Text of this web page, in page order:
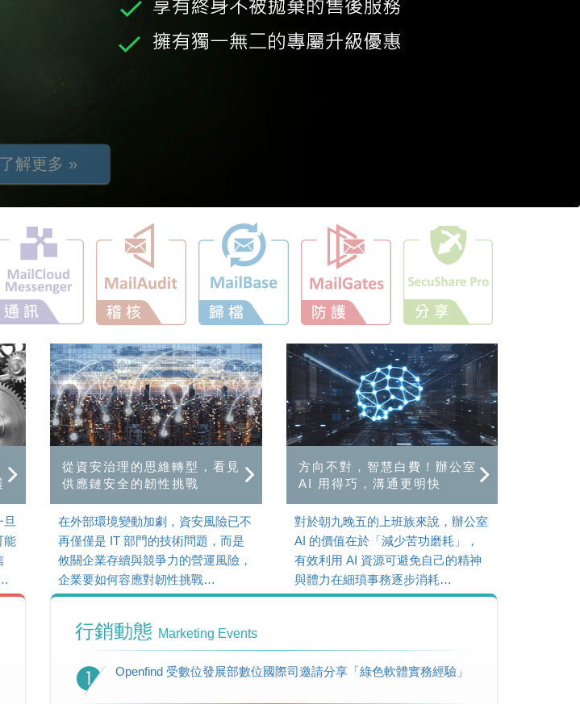
了解更多 »
能
從資安治理的思維轉型，看見
供應鏈安全的韌性挑戰
在外部環境變動加劇，資安風險已不
再僅僅是 IT 部門的技術問題，而是
攸關企業存續與競爭力的營運風險，
企業要如何容應對韌性挑戰…
方向不對，智慧白費！辦公室
AI 用得巧，溝通更明快
對於朝九晚五的上班族來說，辦公室
AI 的價值在於「減少苦功磨耗」，
有效利用 AI 資源可避免自己的精神
與體力在細瑣事務逐步消耗…
行銷動態 Marketing Events
Openfind 受數位發展部數位國際司邀請分享「綠色軟體實務經驗」